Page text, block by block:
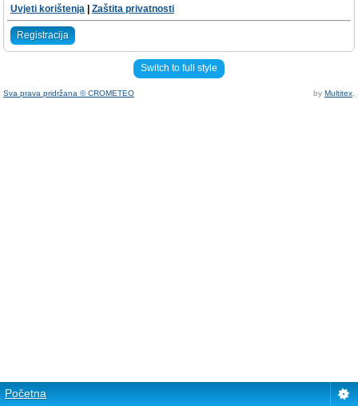
Uvjeti korištenja
Zaštita privatnosti
Registracija
Switch to full style
Sva prava pridržana © CROMETEO by Multitex
Početna